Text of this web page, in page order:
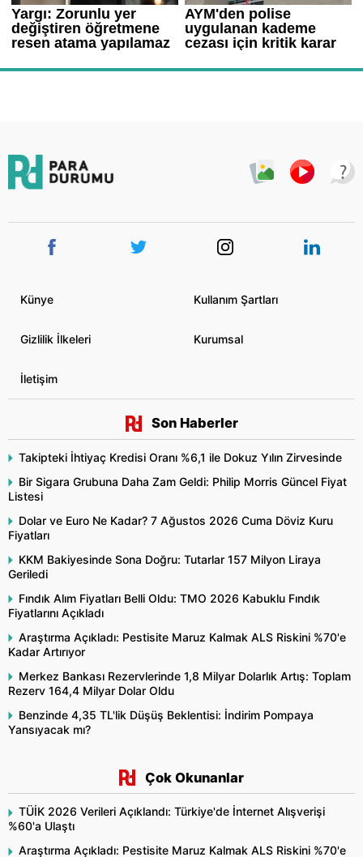
Künye Kullanım Şartları
Gizlilik İlkeleri Kurumsal
İletişim
Son Haberler
Takipteki İhtiyaç Kredisi Oranı %6,1 ile Dokuz Yılın Zirvesinde
Bir Sigara Grubuna Daha Zam Geldi: Philip Morris Güncel Fiyat
Listesi
Dolar ve Euro Ne Kadar? 7 Ağustos 2026 Cuma Döviz Kuru
Fiyatları
KKM Bakiyesinde Sona Doğru: Tutarlar 157 Milyon Liraya
Geriledi
Fındık Alım Fiyatları Belli Oldu: TMO 2026 Kabuklu Fındık
Fiyatlarını Açıkladı
Araştırma Açıkladı: Pestisite Maruz Kalmak ALS Riskini %70'e
Kadar Artırıyor
Merkez Bankası Rezervlerinde 1,8 Milyar Dolarlık Artış: Toplam
Rezerv 164,4 Milyar Dolar Oldu
Benzinde 4,35 TL'lik Düşüş Beklentisi: İndirim Pompaya
Yansıyacak mı?
Çok Okunanlar
TÜİK 2026 Verileri Açıklandı: Türkiye'de İnternet Alışverişi
%60'a Ulaştı
Araştırma Açıkladı: Pestisite Maruz Kalmak ALS Riskini %70'e